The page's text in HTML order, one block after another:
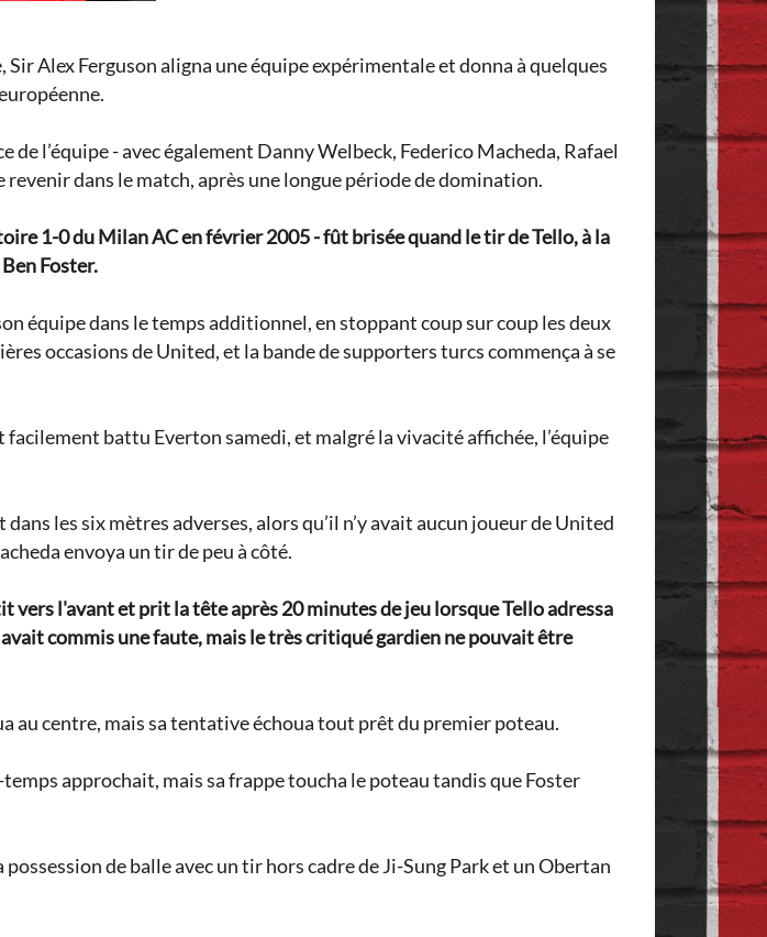
Alex Ferguson aligna une équipe expérimentale et donna à quelques
l’équipe - avec également Danny Welbeck, Federico Macheda, Rafael
dans le match, après une longue période de domination.
1-0 du Milan AC en février 2005 - fût brisée quand le tir de Tello, à la
Foster.
équipe dans le temps additionnel, en stoppant coup sur coup les deux
occasions de United, et la bande de supporters turcs commença à se
battu Everton samedi, et malgré la vivacité affichée, l’équipe
les six mètres adverses, alors qu’il n’y avait aucun joueur de United
envoya un tir de peu à côté.
l'avant et prit la tête après 20 minutes de jeu lorsque Tello adressa
commis une faute, mais le très critiqué gardien ne pouvait être
au centre, mais sa tentative échoua tout prêt du premier poteau.
approchait, mais sa frappe toucha le poteau tandis que Foster
de balle avec un tir hors cadre de Ji-Sung Park et un Obertan